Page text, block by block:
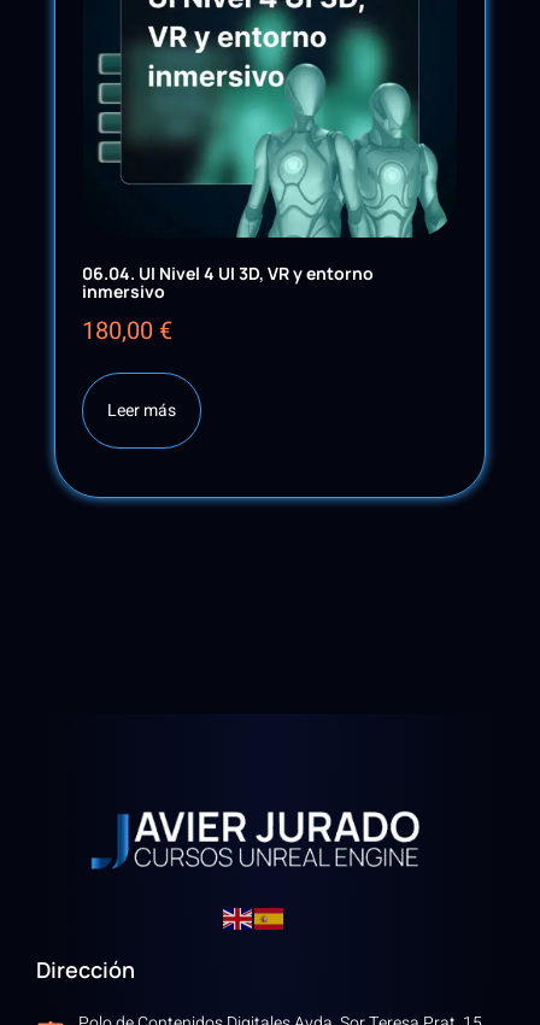
06.04. UI Nivel 4 UI 3D, VR y entorno
inmersivo
180,00 €
Leer más
Dirección